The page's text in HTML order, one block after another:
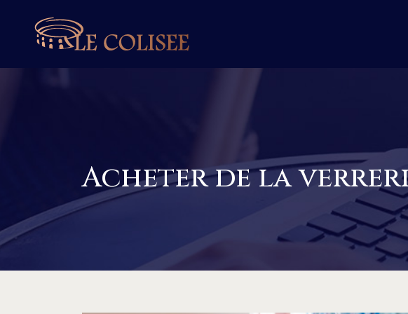
Acheter de la